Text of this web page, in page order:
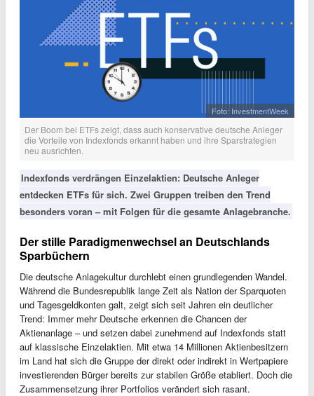
Foto: InvestmentWeek
Der Boom bei ETFs zeigt, dass auch konservative deutsche Anleger
die Vorteile von Indexfonds erkannt haben und ihre Sparstrategien
neu ausrichten.
Indexfonds verdrängen Einzelaktien: Deutsche Anleger
entdecken ETFs für sich. Zwei Gruppen treiben den Trend
besonders voran – mit Folgen für die gesamte Anlagebranche.
Der stille Paradigmenwechsel an Deutschlands
Sparbüchern
Die deutsche Anlagekultur durchlebt einen grundlegenden Wandel.
Während die Bundesrepublik lange Zeit als Nation der Sparquoten
und Tagesgeldkonten galt, zeigt sich seit Jahren ein deutlicher
Trend: Immer mehr Deutsche erkennen die Chancen der
Aktienanlage – und setzen dabei zunehmend auf Indexfonds statt
auf klassische Einzelaktien. Mit etwa 14 Millionen Aktienbesitzern
im Land hat sich die Gruppe der direkt oder indirekt in Wertpapiere
investierenden Bürger bereits zur stabilen Größe etabliert. Doch die
Zusammensetzung ihrer Portfolios verändert sich rasant.